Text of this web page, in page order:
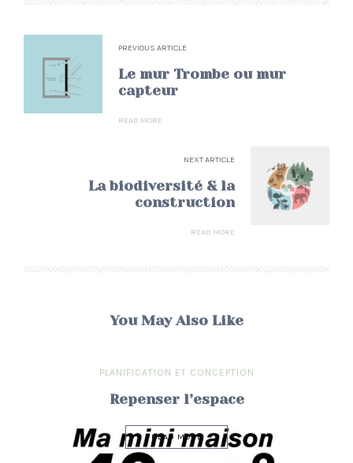
PREVIOUS ARTICLE
Le mur Trombe ou mur
capteur
READ MORE
NEXT ARTICLE
La biodiversité & la
construction
READ MORE
You May Also Like
PLANIFICATION ET CONCEPTION
Repenser l’espace
READ MORE